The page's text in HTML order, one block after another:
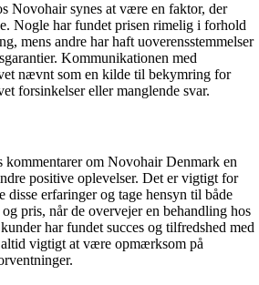
Novohair synes at være en faktor, der
Nogle har fundet prisen rimelig i forhold
mens andre har haft uoverensstemmelser
Kommunikationen med
nævnt som en kilde til bekymring for
forsinkelser eller manglende svar.
kommentarer om Novohair Denmark en
positive oplevelser. Det er vigtigt for
erfaringer og tage hensyn til både
pris, når de overvejer en behandling hos
har fundet succes og tilfredshed med
altid vigtigt at være opmærksom på